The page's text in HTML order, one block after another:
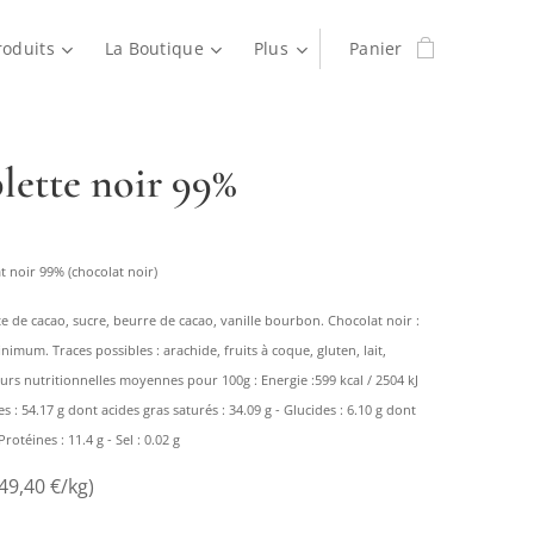
La Boutique Plus Panier
noir 99%
noir 99% (chocolat noir)
de cacao, sucre, beurre de cacao, vanille bourbon. Chocolat noir :
Traces possibles : arachide, fruits à coque, gluten, lait,
nutritionnelles moyennes pour 100g : Energie :599 kcal / 2504 kJ
: 54.17 g dont acides gras saturés : 34.09 g - Glucides : 6.10 g dont
: 11.4 g - Sel : 0.02 g
€/kg)